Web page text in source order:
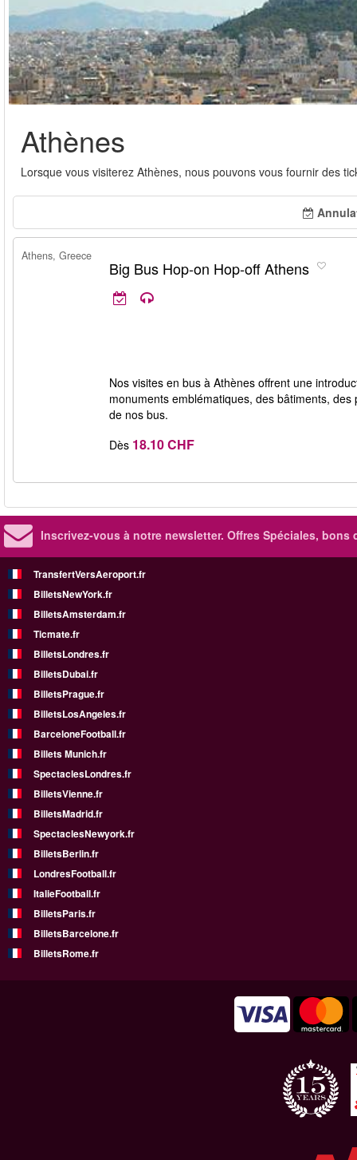
Athènes
Lorsque vous visiterez Athènes, nous pouvons vous fournir des
Athens, Greece
Big Bus Hop-on Hop-off Athens
Nos visites en bus à Athènes offrent une
monuments emblématiques, des bâtiments,
de nos bus.
Dès 18.10 CHF
Inscrivez-vous à notre newsletter. Offres Spéciales, bons
TransfertVersAeroport.fr
BilletsNewYork.fr
BilletsAmsterdam.fr
Ticmate.fr
BilletsLondres.fr
BilletsDubai.fr
BilletsPrague.fr
BilletsLosAngeles.fr
BarceloneFootball.fr
Billets Munich.fr
SpectaclesLondres.fr
BilletsVienne.fr
BilletsMadrid.fr
SpectaclesNewyork.fr
BilletsBerlin.fr
LondresFootball.fr
ItalieFootball.fr
BilletsParis.fr
BilletsBarcelone.fr
BilletsRome.fr